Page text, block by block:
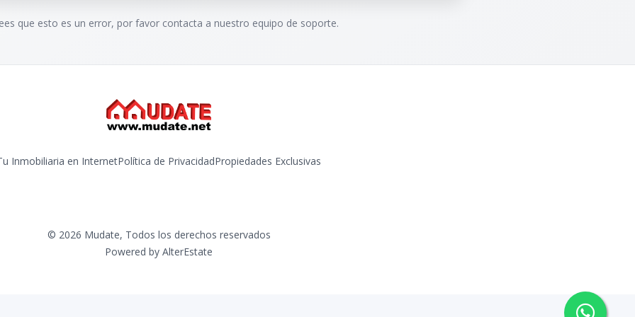
que esto es un error, por favor contacta a nuestro equipo de soporte.
Inmobiliaria en InternetPolítica de PrivacidadPropiedades Exclusivas
© 2026 Mudate, Todos los derechos reservados
Powered by AlterEstate